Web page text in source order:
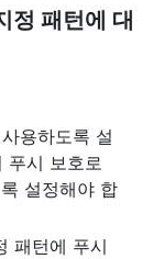
정 패턴에 대
용하도록 설
푸시 보호로
설정해야 합
패턴에 푸시